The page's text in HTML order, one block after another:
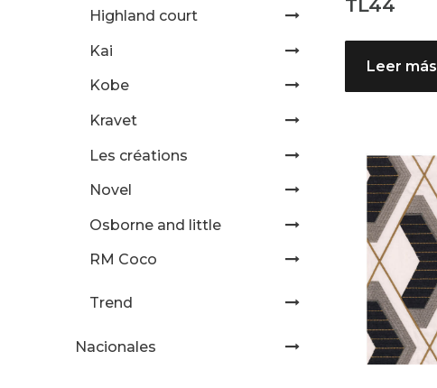
Highland court
Kai
Kobe
Kravet
Les créations
Novel
Osborne and little
RM Coco
Trend
Nacionales
TL44
Leer más